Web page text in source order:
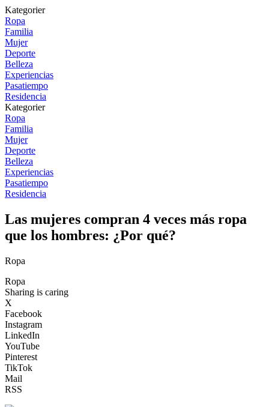
Kategorier
Ropa
Familia
Mujer
Deporte
Belleza
Experiencias
Pasatiempo
Residencia
Kategorier
Ropa
Familia
Mujer
Deporte
Belleza
Experiencias
Pasatiempo
Residencia
Las mujeres compran 4 veces más ropa
que los hombres: ¿Por qué?
Ropa
Ropa
Sharing is caring
X
Facebook
Instagram
LinkedIn
YouTube
Pinterest
TikTok
Mail
RSS